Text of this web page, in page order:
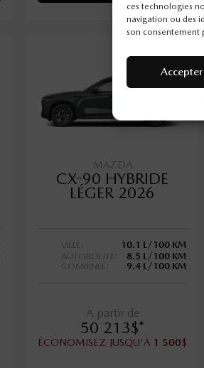
ces technologies
navigation ou des
son consentement
Accepter
MAZDA
CX-90 HYBRIDE
LÉGER 2026
VILLE:
10.1 L/100 KM
AUTOROUTE:
8.5 L/100 KM
COMBINÉE:
9.4 L/100 KM
À partir de
50 213$*
ÉCONOMISEZ JUSQU'À 1 500$